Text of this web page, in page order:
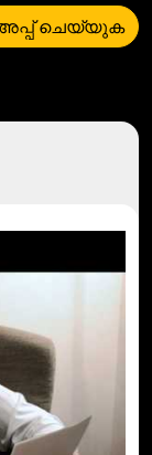
ചെയ്യുക